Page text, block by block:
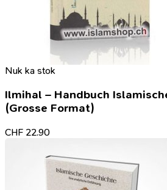
Nuk ka stok
Ilmihal – Handbuch
(Grosse Format)
CHF 22.90